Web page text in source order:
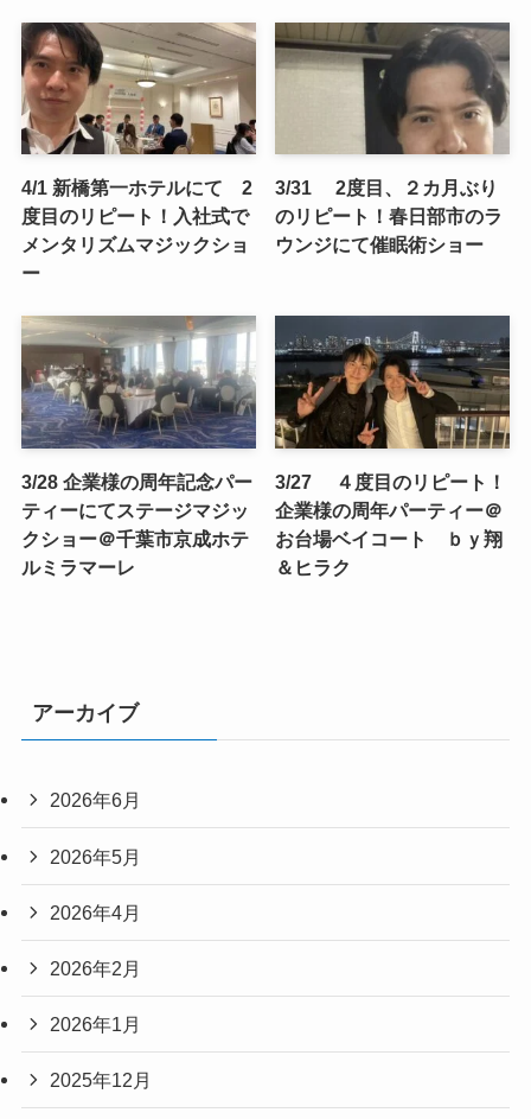
4/1 新橋第一ホテルにて 2
度目のリピート！入社式で
メンタリズムマジックショ
ー
3/31 2度目、２カ月ぶり
のリピート！春日部市のラ
ウンジにて催眠術ショー
3/28 企業様の周年記念パー
ティーにてステージマジッ
クショー＠千葉市京成ホテ
ルミラマーレ
3/27 ４度目のリピート！
企業様の周年パーティー＠
お台場ベイコート ｂｙ翔
＆ヒラク
アーカイブ
2026年6月
2026年5月
2026年4月
2026年2月
2026年1月
2025年12月